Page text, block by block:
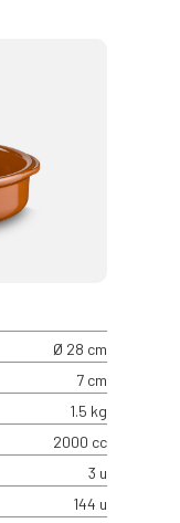
Ø 28 cm
7 cm
1.5 kg
2000 cc
3 u
144 u